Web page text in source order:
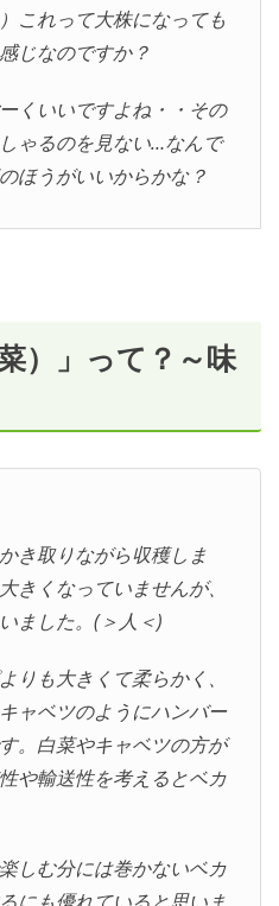
これって大株になっても
じなのですか？
くいいですよね・・その
ゃるのを見ない…なんで
ほうがいいからかな？
）」って？～味
き取りながら収穫しま
きくなっていませんが、
ました。(＞人＜)
りも大きくて柔らかく、
ャベツのようにハンバー
。白菜やキャベツの方が
や輸送性を考えるとベカ
しむ分には巻かないベカ